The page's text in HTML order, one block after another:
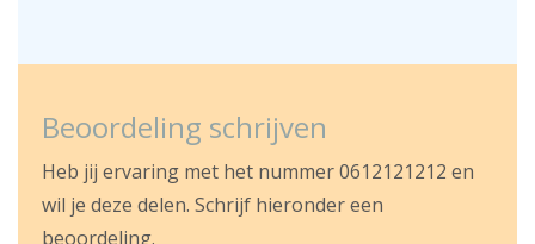
Beoordeling schrijven
Heb jij ervaring met het nummer 0612121212 en
wil je deze delen. Schrijf hieronder een
beoordeling.